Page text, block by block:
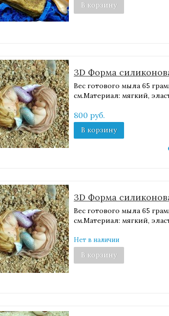
В корзину
3D Форма
Вес готового мыла 65
см.Материал: мягкий,
800 руб.
В корзину
3D Форма
Вес готового мыла 65
см.Материал: мягкий,
Нет в наличии
В корзину